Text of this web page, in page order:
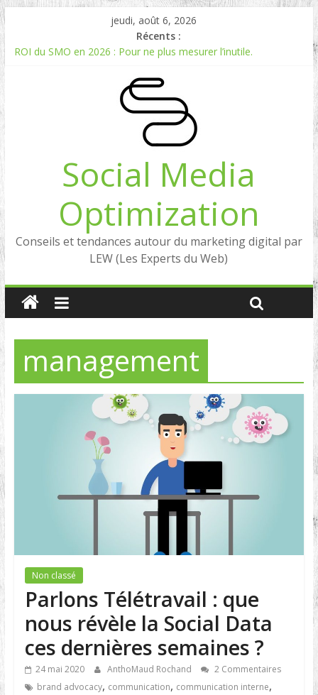
jeudi, août 6, 2026
Récents :
ROI du SMO en 2026 : Pour ne plus mesurer l’inutile.
Experts en Social Listening en France : qui sont les références
Reddit, la brique manquante entre Social Intelligence et AIO
Comment votre e-réputation dépend du social listening et des
Social Media
Optimization
Conseils et tendances autour du marketing digital par
LEW (Les Experts du Web)
management
Non classé
Parlons Télétravail : que
nous révèle la Social Data
ces dernières semaines ?
24 mai 2020 AnthoMaud Rochand
2 Commentaires
brand advocacy, communication, communication interne,